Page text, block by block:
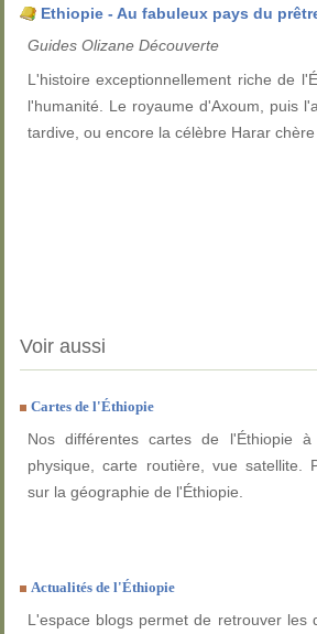
Ethiopie - Au fabuleux pays du
Guides Olizane Découverte
L'histoire exceptionnellement riche de
l'humanité. Le royaume d'Axoum, puis
tardive, ou encore la célèbre Harar
Voir aussi
Cartes de l'Éthiopie
Nos différentes cartes de l'Éthiopie à
physique, carte routière, vue satellite.
sur la géographie de l'Éthiopie.
Actualités de l'Éthiopie
L'espace blogs permet de retrouver les